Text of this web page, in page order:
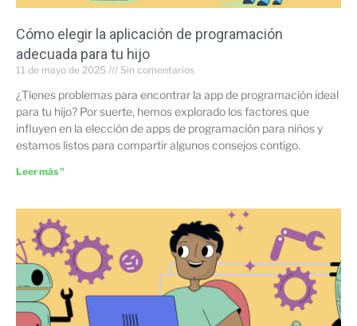
Cómo elegir la aplicación de programación
adecuada para tu hijo
11 de mayo de 2025 Sin comentarios
¿Tienes problemas para encontrar la app de programación ideal
para tu hijo? Por suerte, hemos explorado los factores que
influyen en la elección de apps de programación para niños y
estamos listos para compartir algunos consejos contigo.
Leer más "